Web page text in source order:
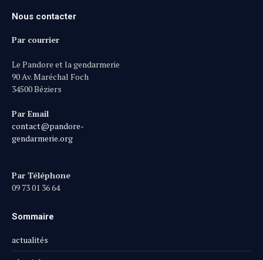
Nous contacter
Par courrier
Le Pandore et la gendarmerie
90 Av. Maréchal Foch
34500 Béziers
Par Email
contact@pandore-
gendarmerie.org
Par Téléphone
09 73 01 36 64
Sommaire
actualités